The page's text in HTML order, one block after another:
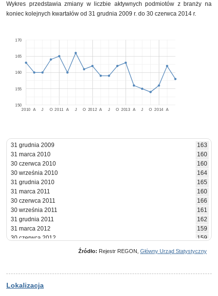
Wykres przedstawia zmiany w liczbie aktywnych podmiotów z branży na
koniec kolejnych kwartałów od 31 grudnia 2009 r. do 30 czerwca 2014 r.
2010 2011 2012 2013 2014
A J O A J O A J O A J O A
150
155
160
165
170
31 grudnia 2009
163
31 marca 2010
160
30 czerwca 2010
160
30 września 2010
164
31 grudnia 2010
165
31 marca 2011
160
30 czerwca 2011
166
30 września 2011
161
31 grudnia 2011
162
31 marca 2012
159
30 czerwca 2012
159
30 czerwca 2013
155
30 września 2013
Źródło: Rejestr REGON, Główny Urząd Statystyczny
Lokalizacja